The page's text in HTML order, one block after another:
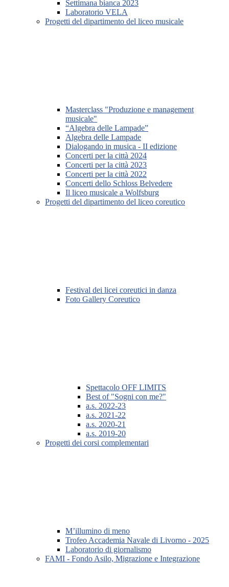
Settimana bianca 2023
Laboratorio VELA
Progetti del dipartimento del liceo musicale
Masterclass "Produzione e management
musicale"
“Algebra delle Lampade”
Algebra delle Lampade
Dialogando in musica - II edizione
Concerti per la città 2024
Concerti per la città 2023
Concerti per la città 2022
Concerti dello Schloss Belvedere
Il liceo musicale a Wolfsburg
Progetti del dipartimento del liceo coreutico
Festival dei licei coreutici in danza
Foto Gallery Coreutico
Spettacolo OFF LIMITS
Best of "Sogni con me?"
a.s. 2022-23
a.s. 2021-22
a.s. 2020-21
a.s. 2019-20
Progetti dei corsi complementari
M’illumino di meno
Trofeo Accademia Navale di Livorno - 2025
Laboratorio di giornalismo
FAMI - Fondo Asilo, Migrazione e Integrazione